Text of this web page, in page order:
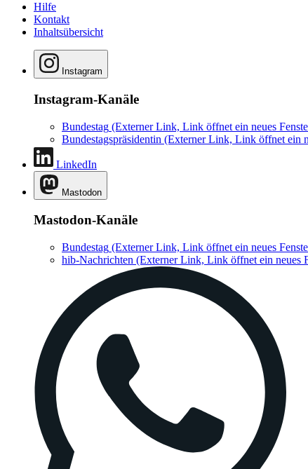
Hilfe
Kontakt
Inhaltsübersicht
Instagram
Instagram-Kanäle
Bundestag (Externer Link, Link öffnet ein neues
Bundestagspräsidentin (Externer Link, Link öffnet ein
LinkedIn
Mastodon
Mastodon-Kanäle
Bundestag (Externer Link, Link öffnet ein neues
hib-Nachrichten (Externer Link, Link öffnet ein neues